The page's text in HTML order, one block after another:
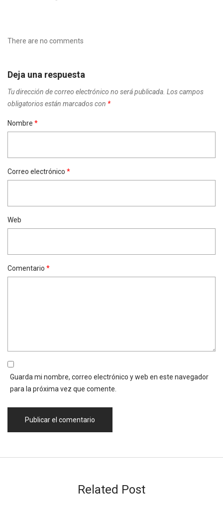
There are no comments
Deja una respuesta
Tu dirección de correo electrónico no será publicada. Los campos
obligatorios están marcados con *
Nombre *
Correo electrónico *
Web
Comentario *
Guarda mi nombre, correo electrónico y web en este navegador
para la próxima vez que comente.
Related Post